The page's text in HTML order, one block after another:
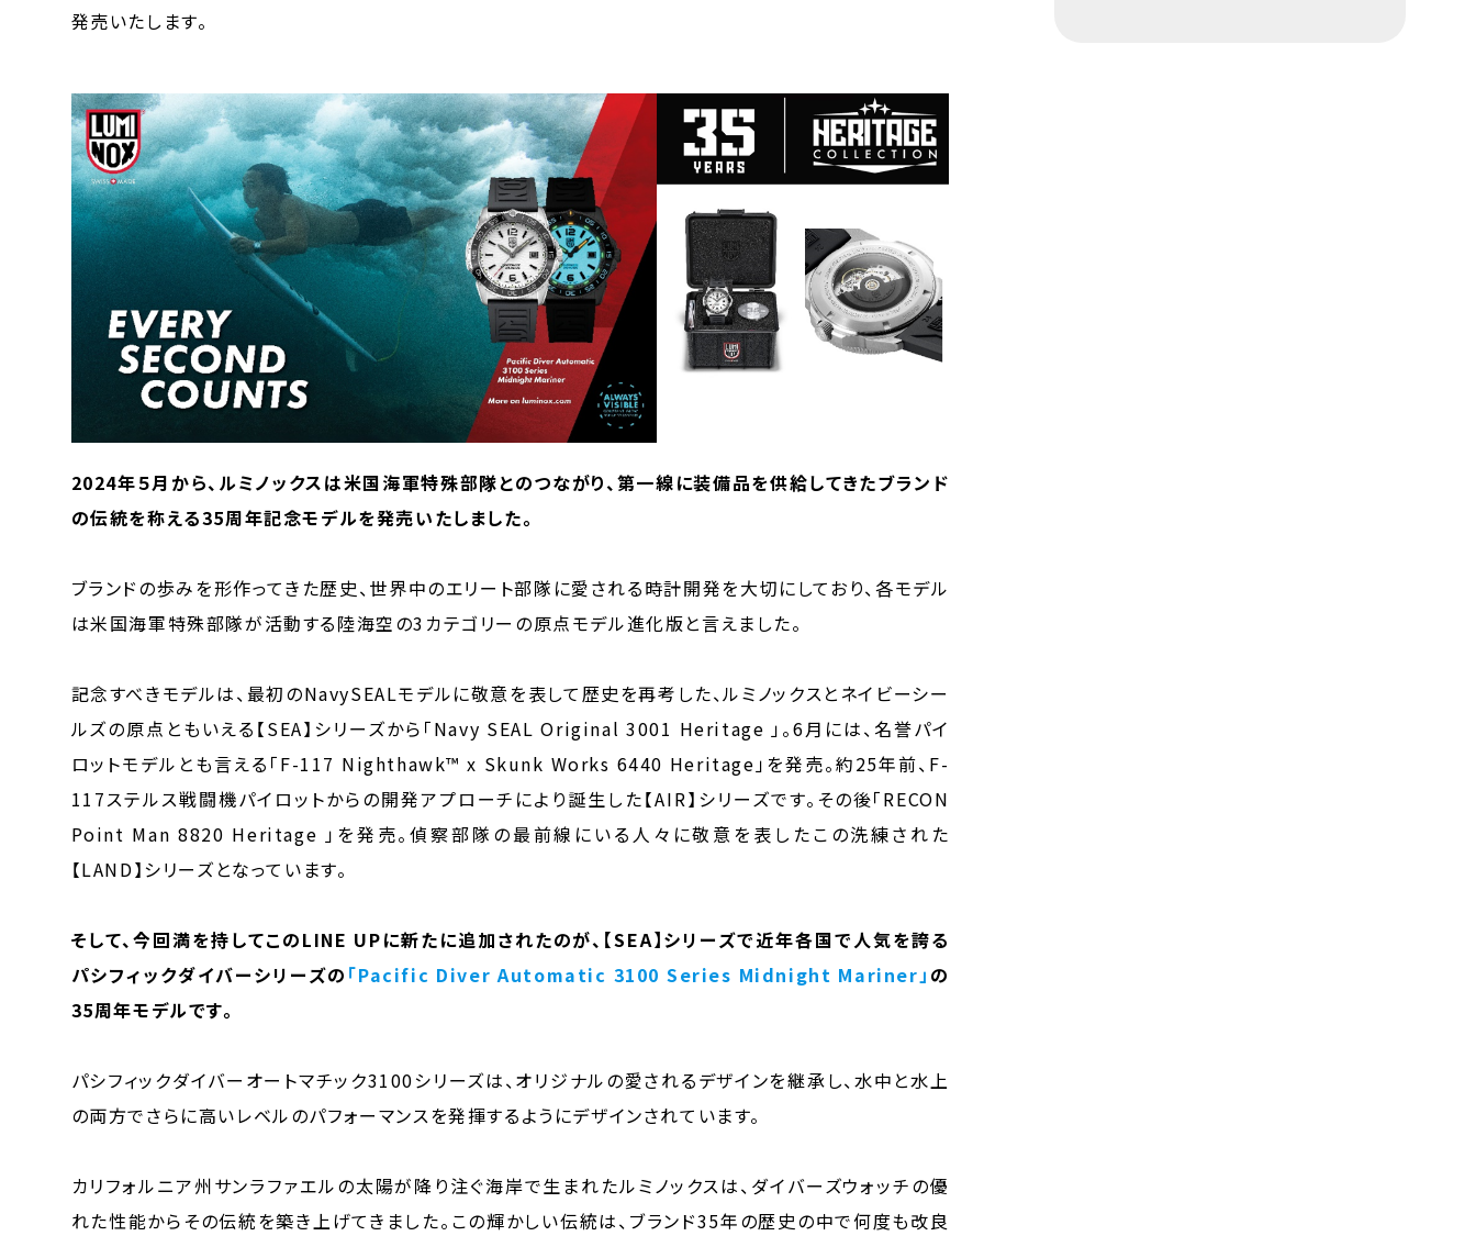
発売いたします。
2024年５月から、ルミノックスは米国海軍特殊部隊とのつながり、第一線に装備品を供給してきたブランド
の伝統を称える35周年記念モデルを発売いたしました。
ブランドの歩みを形作ってきた歴史、世界中のエリート部隊に愛される時計開発を大切にしており、各モデル
は米国海軍特殊部隊が活動する陸海空の3カテゴリーの原点モデル進化版と言えました。
記念すべきモデルは、最初のNavySEALモデルに敬意を表して歴史を再考した、ルミノックスとネイビーシー
ルズの原点ともいえる【SEA】シリーズから「Navy SEAL Original 3001 Heritage 」。6月には、名誉パイ
ロットモデルとも言える「F-117 Nighthawk™ x Skunk Works 6440 Heritage」を発売。約25年前、F-
117ステルス戦闘機パイロットからの開発アプローチにより誕生した【AIR】シリーズです。その後「RECON
Point Man 8820 Heritage 」を発売。偵察部隊の最前線にいる人々に敬意を表したこの洗練された
【LAND】シリーズとなっています。
そして、今回満を持してこのLINE UPに新たに追加されたのが、【SEA】シリーズで近年各国で人気を誇る
パシフィックダイバーシリーズの 「Pacific Diver Automatic 3100 Series Midnight Mariner」 の
35周年モデルです。
パシフィックダイバーオートマチック3100シリーズは、オリジナルの愛されるデザインを継承し、水中と水上
の両方でさらに高いレベルのパフォーマンスを発揮するようにデザインされています。
カリフォルニア州サンラファエルの太陽が降り注ぐ海岸で生まれたルミノックスは、ダイバーズウォッチの優
れた性能からその伝統を築き上げてきました。この輝かしい伝統は、ブランド35年の歴史の中で何度も改良